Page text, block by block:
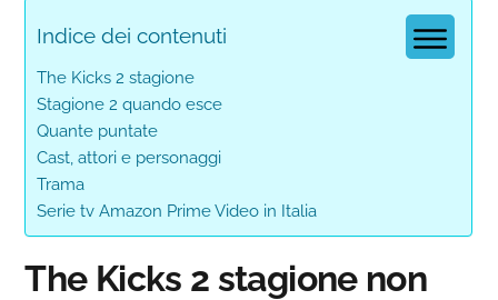
Indice dei contenuti
The Kicks 2 stagione
Stagione 2 quando esce
Quante puntate
Cast, attori e personaggi
Trama
Serie tv Amazon Prime Video in Italia
The Kicks 2 stagione non